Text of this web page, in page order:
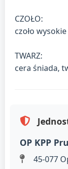
CZOŁO:
czoło wysokie
TWARZ:
cera śniada,
OP KPP
45-077